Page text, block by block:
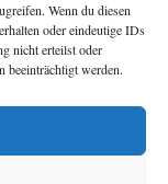
Wenn du diesen
oder eindeutige IDs
nicht erteilst oder
beeinträchtigt werden.